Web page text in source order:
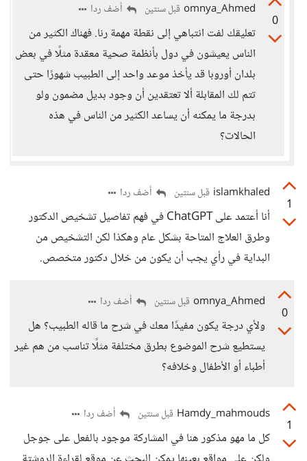
0
omnya_Ahmed قبل سنتين أضف ردا
تعليقك لفت انتباهي إلى نقطة مهمة رنا. فهناك الكثير من
الناس يعيشون في دول بأنظمة صحية معقدة مثلًا في بعض
بلدان أوروبا قد يأخذ موعد واحد إلى الطبيب شهورًا حتى
تتم لك المقابلة ألا تعتقدين أن وجود بديل مضمون ولو
بدرجة ما يمكنه أن يساعد الكثير من الناس في هذه
الحالات؟
1
islamkhaled قبل سنتين أضف ردا
أنا أعتمد على ChatGPT في فهم تفاصيل تشخيص الدكتور
وطرق العلاج المتاحة بشكل عام وهكذا لكن التشخيص من
البداية في رأي يجب أن يكون من خلال دكتور متخصص.
0
omnya_Ahmed قبل سنتين أضف ردا
ولأي درجة يكون مفيدًا معك في شرح ما قاله الطبيب؟ هل
يستطيع شرح الموضوع بطرق مختلفة مثلًا تناسب من هم غير
أطباء أو الأطفال وخلافه؟
1
Hamdy_mahmouds قبل سنتين أضف ردا
كل ما مهو مذكور هنا في المشاركة موجود بالفعل على جوجل